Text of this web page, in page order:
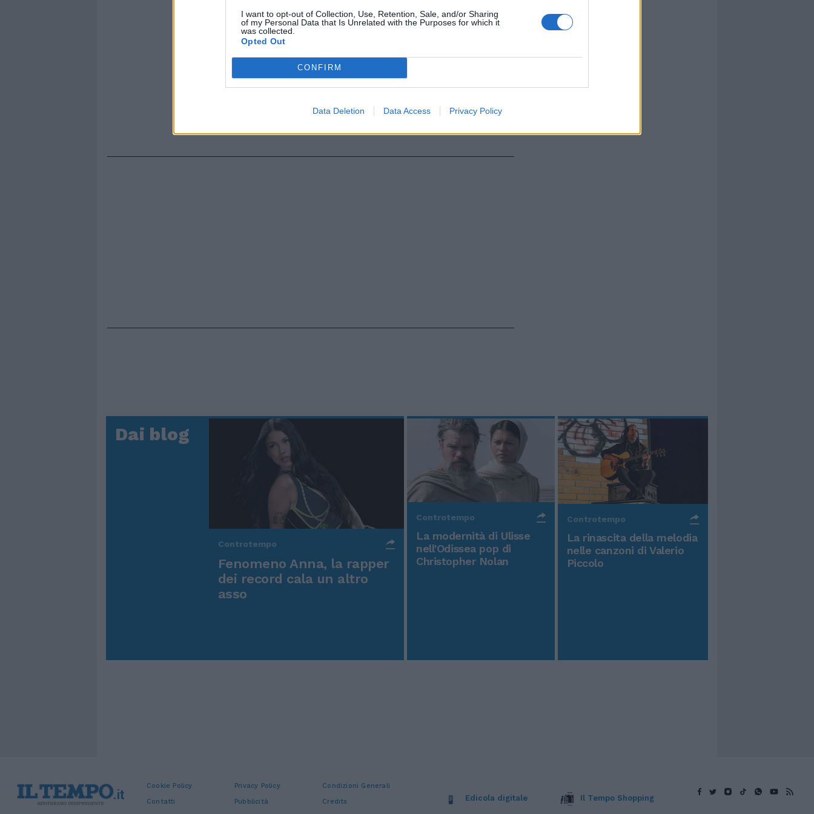
I want to opt-out of Collection, Use, Retention, Sale, and/or Sharing
of my Personal Data that Is Unrelated with the Purposes for which it
was collected.
Opted Out
CONFIRM
Data Deletion Data Access Privacy Policy
Dai blog
Controtempo
Fenomeno Anna, la rapper
dei record cala un altro
asso
Controtempo
La modernità di Ulisse
nell'Odissea pop di
Christopher Nolan
Controtempo
La rinascita della melodia
nelle canzoni di Valerio
Piccolo
Cookie Policy Privacy Policy
Condizioni Generali
Contatti
Pubblicità
Credits
Edicola digitale Il Tempo Shopping